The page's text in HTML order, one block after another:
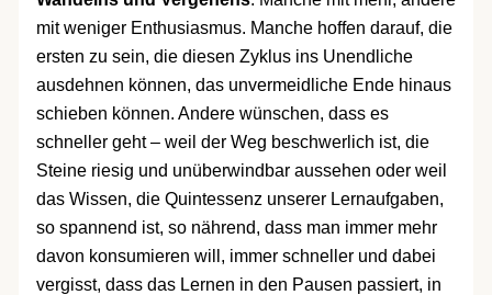
mit weniger Enthusiasmus. Manche hoffen darauf, die
ersten zu sein, die diesen Zyklus ins Unendliche
ausdehnen können, das unvermeidliche Ende hinaus
schieben können. Andere wünschen, dass es
schneller geht – weil der Weg beschwerlich ist, die
Steine riesig und unüberwindbar aussehen oder weil
das Wissen, die Quintessenz unserer Lernaufgaben,
so spannend ist, so nährend, dass man immer mehr
davon konsumieren will, immer schneller und dabei
vergisst, dass das Lernen in den Pausen passiert, in